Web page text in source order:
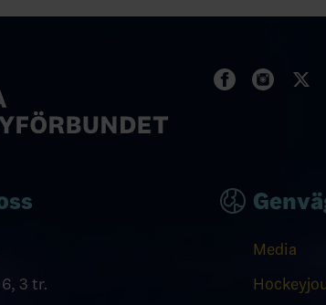
3 tr.
Media